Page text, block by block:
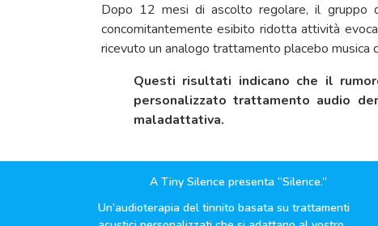
Dopo 12 mesi di ascolto regolare, il gruppo
concomitantemente esibito ridotta attività
ricevuto un analogo trattamento placebo musica
Questi risultati indicano che il
personalizzato trattamento audio
maladattativa.
A Tiny Silence presenta “Silence.”
Un’audioterapia del tinnito basata su trattamenti